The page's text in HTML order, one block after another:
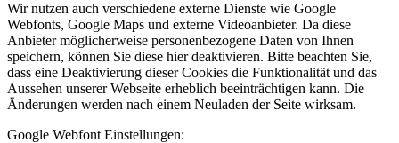
Wir nutzen auch verschiedene externe Dienste wie Google
Webfonts, Google Maps und externe Videoanbieter. Da diese
Anbieter möglicherweise personenbezogene Daten von Ihnen
speichern, können Sie diese hier deaktivieren. Bitte beachten Sie,
dass eine Deaktivierung dieser Cookies die Funktionalität und das
Aussehen unserer Webseite erheblich beeinträchtigen kann. Die
Änderungen werden nach einem Neuladen der Seite wirksam.
Google Webfont Einstellungen: